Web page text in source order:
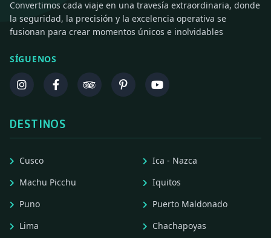
Convertimos cada viaje en una travesía extraordinaria, donde
la seguridad, la precisión y la excelencia operativa se
fusionan para crear momentos únicos e inolvidables
SÍGUENOS
DESTINOS
Cusco
Machu Picchu
Puno
Lima
Ica - Nazca
Iquitos
Puerto Maldonado
Chachapoyas